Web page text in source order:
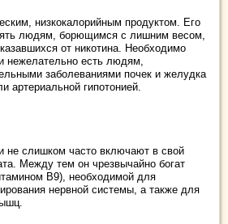
низкокалорийным продуктом. Его
людям, борющимся с лишним весом,
от никотина. Необходимо
нежелательно есть людям,
заболеваниями почек и желудка
артериальной гипотонией.
не слишком часто включают в свой
Между тем он чрезвычайно богат
B9), необходимой для
нервной системы, а также для